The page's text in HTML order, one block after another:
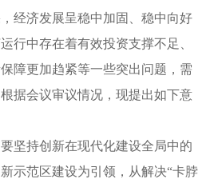
经济发展呈稳中加固、稳中向好
行中存在着有效投资支撑不足、
障更加趋紧等一些突出问题，需
据会议审议情况，现提出如下意
坚持创新在现代化建设全局中的
示范区建设为引领，从解决“卡脖